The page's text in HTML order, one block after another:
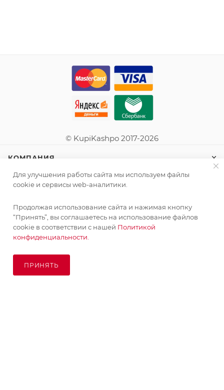
© KupiKashpo 2017-2026
КОМПАНИЯ
ИНФОРМАЦИЯ
ПОМОЩЬ
ПОДПИСАТЬСЯ НА РАССЫЛКУ
Для улучшения работы сайта мы используем файлы
cookie и сервисы web-аналитики.
Продолжая использование сайта и нажимая кнопку
“Принять”, вы соглашаетесь на использование файлов
cookie в соответствии с нашей Политикой
конфиденциальности.
ПРИНЯТЬ